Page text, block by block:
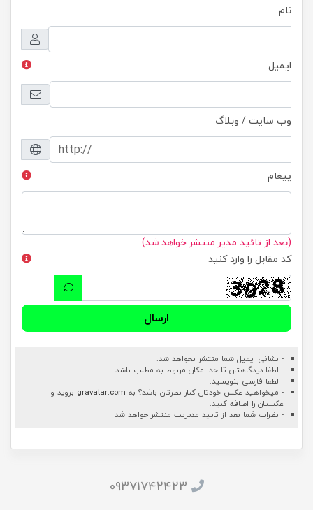
نام
ایمیل
وب سایت / وبلاگ
پیغام
(بعد از تائید مدیر منتشر خواهد شد)
کد مقابل را وارد کنید
ارسال
- نشانی ایمیل شما منتشر نخواهد شد.
- لطفا دیدگاهتان تا حد امکان مربوط به مطلب باشد.
- لطفا فارسی بنویسید.
- میخواهید عکس خودتان کنار نظرتان باشد؟ به gravatar.com بروید و
عکستان را اضافه کنید.
- نظرات شما بعد از تایید مدیریت منتشر خواهد شد
09371742423